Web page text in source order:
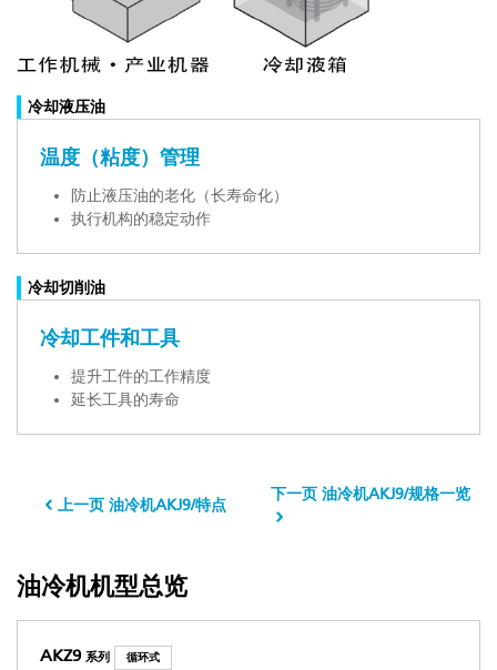
冷却液压油
温度（粘度）管理
防止液压油的老化（长寿命化）
执行机构的稳定动作
冷却切削油
冷却工件和工具
提升工件的工作精度
延长工具的寿命
上一页 油冷机AKJ9/特点
下一页 油冷机AKJ9/规格一览
油冷机机型总览
AKZ9 系列 循环式